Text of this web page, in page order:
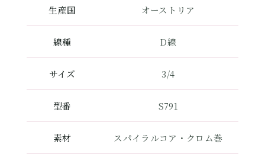
生産国 オーストリア
線種 D線
サイズ 3/4
型番 S791
素材 スパイラルコア・クロム巻